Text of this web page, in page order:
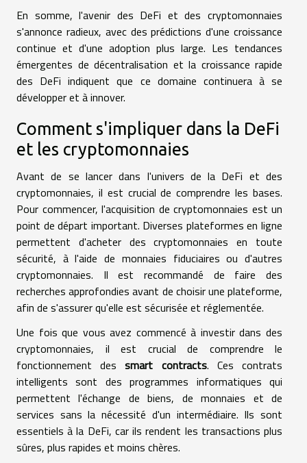
En somme, l'avenir des DeFi et des cryptomonnaies
s'annonce radieux, avec des prédictions d'une croissance
continue et d'une adoption plus large. Les tendances
émergentes de décentralisation et la croissance rapide
des DeFi indiquent que ce domaine continuera à se
développer et à innover.
Comment s'impliquer dans la DeFi
et les cryptomonnaies
Avant de se lancer dans l'univers de la DeFi et des
cryptomonnaies, il est crucial de comprendre les bases.
Pour commencer, l'acquisition de cryptomonnaies est un
point de départ important. Diverses plateformes en ligne
permettent d'acheter des cryptomonnaies en toute
sécurité, à l'aide de monnaies fiduciaires ou d'autres
cryptomonnaies. Il est recommandé de faire des
recherches approfondies avant de choisir une plateforme,
afin de s'assurer qu'elle est sécurisée et réglementée.
Une fois que vous avez commencé à investir dans des
cryptomonnaies, il est crucial de comprendre le
fonctionnement dessmart contracts. Ces contrats
intelligents sont des programmes informatiques qui
permettent l'échange de biens, de monnaies et de
services sans la nécessité d'un intermédiaire. Ils sont
essentiels à la DeFi, car ils rendent les transactions plus
sûres, plus rapides et moins chères.